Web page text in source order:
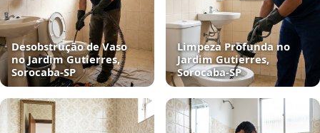
Desobstrução de Vaso
no Jardim Gutierres,
Sorocaba‑SP
Limpeza Profunda no
Jardim Gutierres,
Sorocaba‑SP